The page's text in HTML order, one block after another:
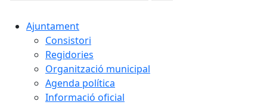
Ajuntament
Consistori
Regidories
Organització municipal
Agenda política
Informació oficial